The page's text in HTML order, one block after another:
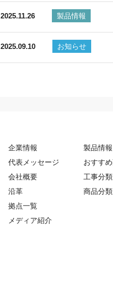
2025.11.26 製品情報
2025.09.10 お知らせ
企業情報
代表メッセージ
会社概要
沿革
拠点一覧
メディア紹介
製品情報
おすす
工事分
商品分